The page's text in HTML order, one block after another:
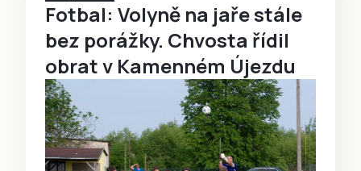
Fotbal: Volyně na jaře stále
bez porážky. Chvosta řídil
obrat v Kamenném Újezdu